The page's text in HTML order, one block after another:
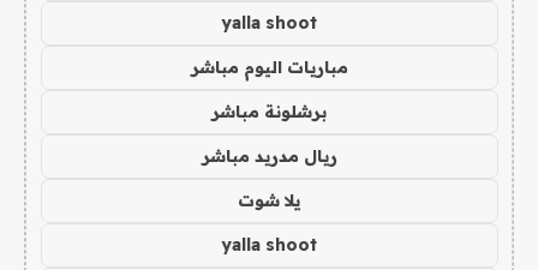
yalla shoot
مباريات اليوم مباشر
برشلونة مباشر
ريال مدريد مباشر
يلا شوت
yalla shoot